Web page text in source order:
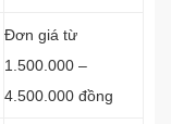
Đơn giá từ
1.500.000 –
4.500.000 đồng